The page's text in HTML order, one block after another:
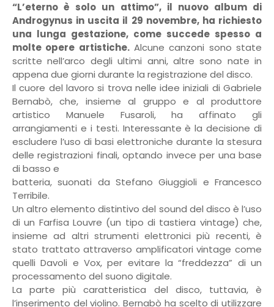
“L’eterno è solo un attimo”, il nuovo album di
Androgynus in uscita il 29 novembre, ha richiesto
una lunga gestazione, come succede spesso a
molte opere artistiche.Alcune canzoni sono state
scritte nell’arco degli ultimi anni, altre sono nate in
appena due giorni durante la registrazione del disco.
Il cuore del lavoro si trova nelle idee iniziali di Gabriele
Bernabò, che, insieme al gruppo e al produttore
artistico Manuele Fusaroli, ha affinato gli
arrangiamenti e i testi. Interessante è la decisione di
escludere l’uso di basi elettroniche durante la stesura
delle registrazioni finali, optando invece per una base
di basso e
batteria, suonati da Stefano Giuggioli e Francesco
Terribile.
Un altro elemento distintivo del sound del disco è l’uso
di un Farfisa Louvre (un tipo di tastiera vintage) che,
insieme ad altri strumenti elettronici più recenti, è
stato trattato attraverso amplificatori vintage come
quelli Davoli e Vox, per evitare la “freddezza” di un
processamento del suono digitale.
La parte più caratteristica del disco, tuttavia, è
l’inserimento del violino. Bernabò ha scelto di utilizzare